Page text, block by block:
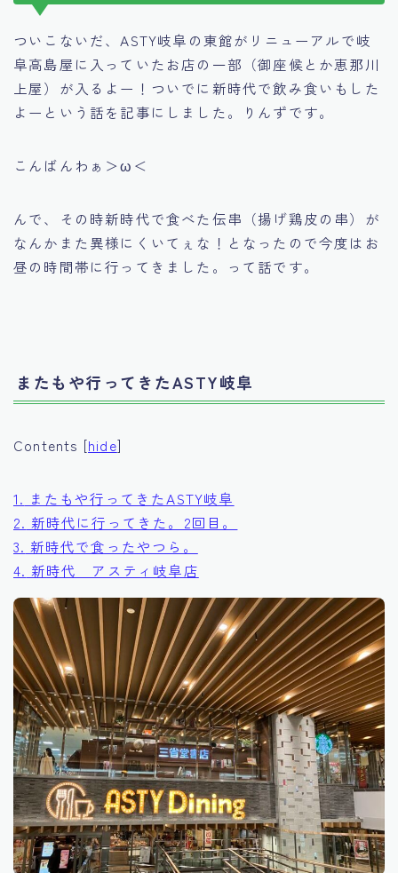
ついこないだ、ASTY岐阜の東館がリニューアルで岐
阜高島屋に入っていたお店の一部（御座候とか恵那川
上屋）が入るよー！ついでに新時代で飲み食いもした
よーという話を記事にしました。りんずです。
こんばんわぁ＞ω＜
んで、その時新時代で食べた伝串（揚げ鶏皮の串）が
なんかまた異様にくいてぇな！となったので今度はお
昼の時間帯に行ってきました。って話です。
またもや行ってきたASTY岐阜
Contents [hide]
1. またもや行ってきたASTY岐阜
2. 新時代に行ってきた。2回目。
3. 新時代で食ったやつら。
4. 新時代 アスティ岐阜店